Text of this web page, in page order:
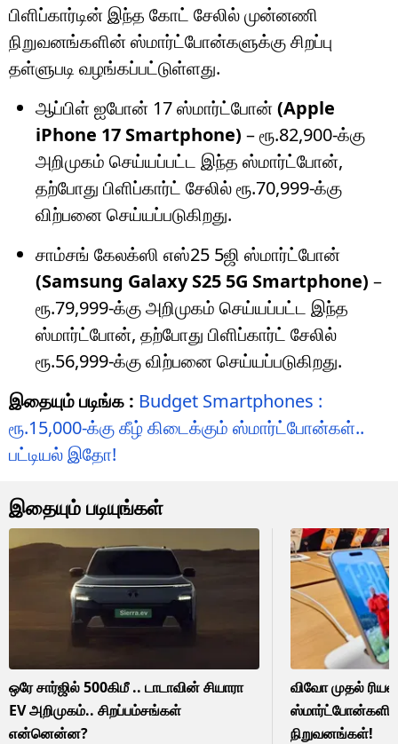
பிளிப்கார்டின் இந்த கோட் சேலில் முன்னணி
நிறுவனங்களின் ஸ்மார்ட்போன்களுக்கு சிறப்பு
தள்ளுபடி வழங்கப்பட்டுள்ளது.
ஆப்பிள் ஐபோன் 17 ஸ்மார்ட்போன்(Apple
iPhone 17 Smartphone) – ரூ.82,900-க்கு
அறிமுகம் செய்யப்பட்ட இந்த ஸ்மார்ட்போன்,
தற்போது பிளிப்கார்ட் சேலில் ரூ.70,999-க்கு
விற்பனை செய்யப்படுகிறது.
சாம்சங் கேலக்ஸி எஸ்25 5ஜி ஸ்மார்ட்போன்
(Samsung Galaxy S25 5G Smartphone) –
ரூ.79,999-க்கு அறிமுகம் செய்யப்பட்ட இந்த
ஸ்மார்ட்போன், தற்போது பிளிப்கார்ட் சேலில்
ரூ.56,999-க்கு விற்பனை செய்யப்படுகிறது.
இதையும் படிங்க : Budget Smartphones :
ரூ.15,000-க்கு கீழ் கிடைக்கும் ஸ்மார்ட்போன்கள்..
பட்டியல் இதோ!
இதையும் படியுங்கள்
ஒரே சார்ஜில் 500கிமீ .. டாடாவின் சியாரா
EV அறிமுகம்.. சிறப்பம்சங்கள்
என்னென்ன?
விவோ முதல்
நிறுவனங்கள்!